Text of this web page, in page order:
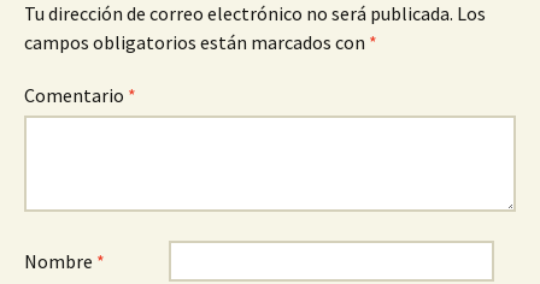
Tu dirección de correo electrónico no será publicada. Los
campos obligatorios están marcados con *
Comentario *
Nombre *